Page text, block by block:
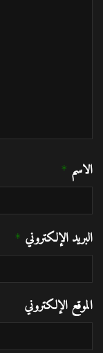
الاسم *
البريد الإلكتروني *
الموقع الإلكتروني